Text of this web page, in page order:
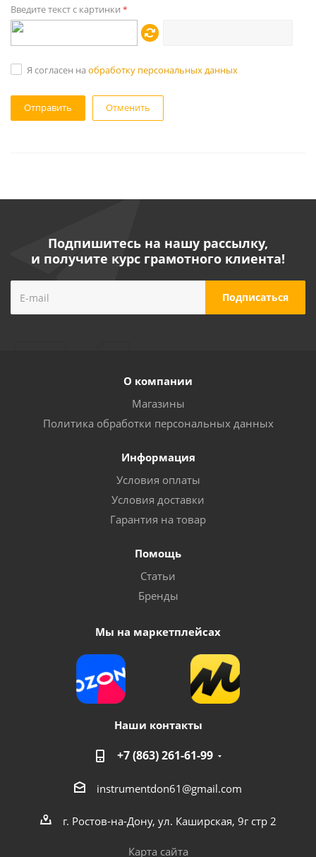
Введите текст с картинки *
Я согласен на обработку персональных данных
Отменить
Подпишитесь на нашу рассылку,
и получите курс грамотного клиента!
О компании
Магазины
Политика обработки персональных данных
Информация
Условия оплаты
Условия доставки
Гарантия на товар
Помощь
Статьи
Бренды
Мы на маркетплейсах
Наши контакты
+7 (863) 261-61-99
instrumentdon61@gmail.com
г. Ростов-на-Дону, ул. Каширская, 9г стр 2
Карта сайта